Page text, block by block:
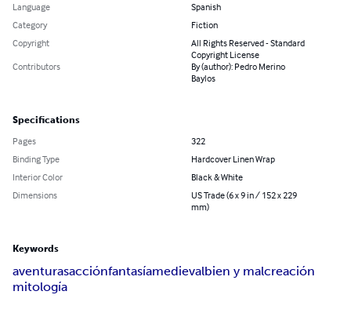
Language
Spanish
Category
Fiction
Copyright
All Rights Reserved - Standard
Copyright License
Contributors
By (author): Pedro Merino
Baylos
Specifications
Pages
322
Binding Type
Hardcover Linen Wrap
Interior Color
Black & White
Dimensions
US Trade (6 x 9 in / 152 x 229
mm)
Keywords
aventurasacciónfantasíamedievalbien y malcreación
mitología